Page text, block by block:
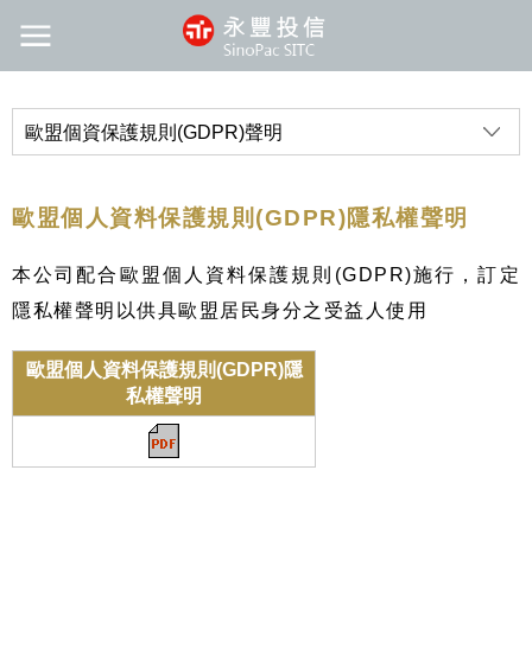
歐盟個資保護規則(GDPR)聲明
歐盟個人資料保護規則(GDPR)隱私權聲明
本公司配合歐盟個人資料保護規則(GDPR)施行，訂定
隱私權聲明以供具歐盟居民身分之受益人使用
歐盟個人資料保護規則(GDPR)隱
私權聲明